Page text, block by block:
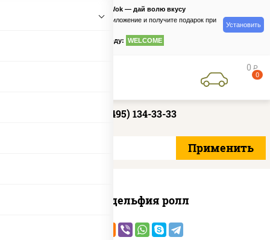
PizzaSushiWok — дай волю вкусу
Скачайте приложение и получите подарок при
по промокоду: WELCOME
Установить
0 руб
0
+7 (495) 134-33-33
Филадельфия ролл